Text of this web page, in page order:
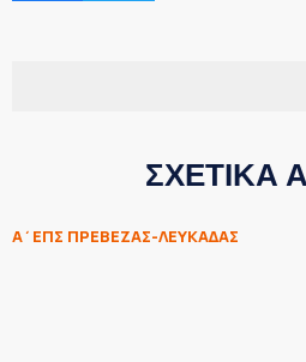
ΣΧΕΤΙΚΑ
Α΄ΕΠΣ ΠΡΕΒΕΖΑΣ-ΛΕΥΚΑΔΑΣ